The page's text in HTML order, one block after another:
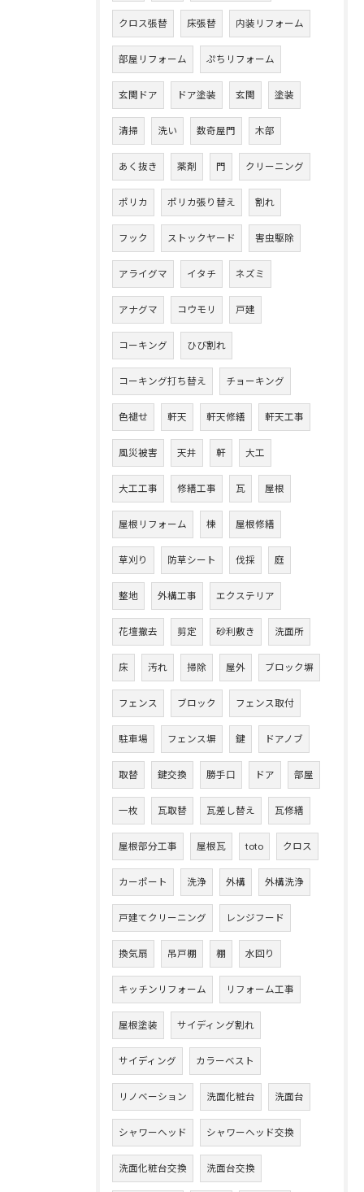
クロス張替 床張替 内装リフォーム
部屋リフォーム ぷちリフォーム
玄関ドア ドア塗装 玄関 塗装
清掃 洗い 数奇屋門 木部
あく抜き 薬剤 門 クリーニング
ポリカ ポリカ張り替え 割れ
フック ストックヤード 害虫駆除
アライグマ イタチ ネズミ
アナグマ コウモリ 戸建
コーキング ひび割れ
コーキング打ち替え チョーキング
色褪せ 軒天 軒天修繕 軒天工事
風災被害 天井 軒 大工
大工工事 修繕工事 瓦 屋根
屋根リフォーム 棟 屋根修繕
草刈り 防草シート 伐採 庭
整地 外構工事 エクステリア
花壇撤去 剪定 砂利敷き 洗面所
床 汚れ 掃除 屋外 ブロック塀
フェンス ブロック フェンス取付
駐車場 フェンス塀 鍵 ドアノブ
取替 鍵交換 勝手口 ドア 部屋
一枚 瓦取替 瓦差し替え 瓦修繕
屋根部分工事 屋根瓦 toto クロス
カーポート 洗浄 外構 外構洗浄
戸建てクリーニング レンジフード
換気扇 吊戸棚 棚 水回り
キッチンリフォーム リフォーム工事
屋根塗装 サイディング割れ
サイディング カラーベスト
リノベーション 洗面化粧台 洗面台
シャワーヘッド シャワーヘッド交換
洗面化粧台交換 洗面台交換